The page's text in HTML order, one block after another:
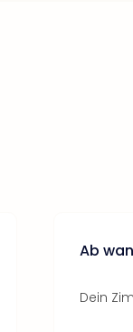
Ab
Dein